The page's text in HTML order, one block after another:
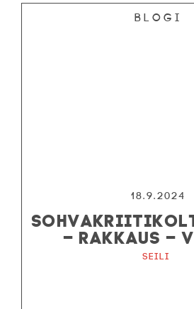
Blogi
18.9.2024
– RAKKAUS –
Seili